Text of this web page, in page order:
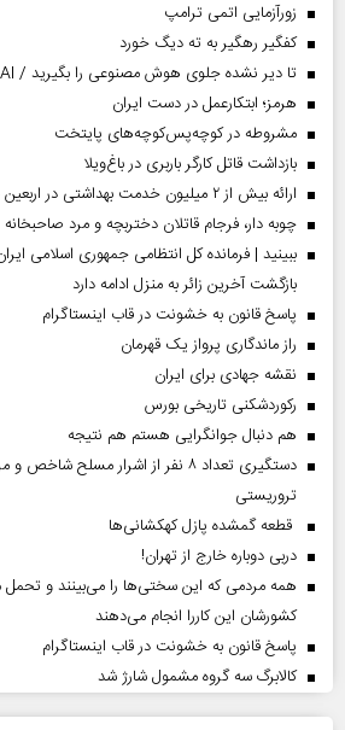
زورآزمایی اتمی ترامپ
کفگیر رهگیر به ته دیگ خورد
تا دیر نشده جلوی هوش مصنوعی را بگیرید / AI به انسان مسلط می‌شود؟
هرمز؛ ابتکارعمل در دست ایران
مشروطه در کوچه‌پس‌کوچه‌های پایتخت
بازداشت قاتل کارگر باربری در باغ‌ویلا
ارائه بیش از ۲ میلیون خدمت بهداشتی در اربعین حسینی
چوبه دار، فرجام قاتلان دختربچه و مرد صاحبخانه
ببینید | فرمانده کل انتظامی جمهوری اسلامی
بازگشت آخرین زائر به منزل ادامه دارد
پاسخ قانون به خشونت در قاب اینستاگرام
راز ماندگاری پرواز یک قهرمان
نقشه جهادی برای ایران
رکوردشکنی تاریخی بورس
هم دنبال جوانگرایی هستم هم نتیجه
دستگیری تعداد ۸ نفر از اشرار
تروریستی
قطعه گمشده پازل کهکشانی‌ها
دربی دوباره خارج از تهران!
همه مردمی که این سختی‌ها را می‌بینند و تحمل
کشورشان این کاررا انجام می‌دهند
پاسخ قانون به خشونت در قاب اینستاگرام
کالابرگ سه گروه مشمول شارژ شد